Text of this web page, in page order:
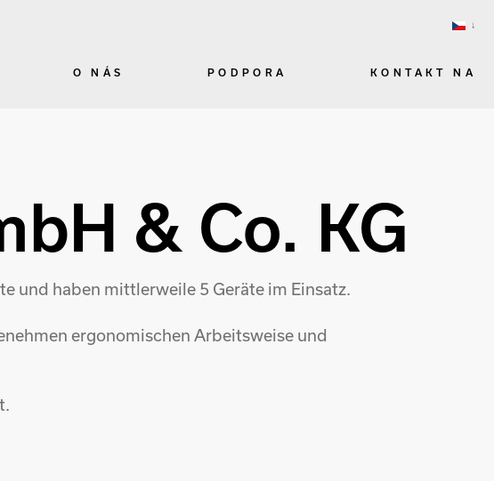
O NÁS PODPORA KONTAKT NA
& Co. KG
und haben mittlerweile 5 Geräte im Einsatz.
ergonomischen Arbeitsweise und